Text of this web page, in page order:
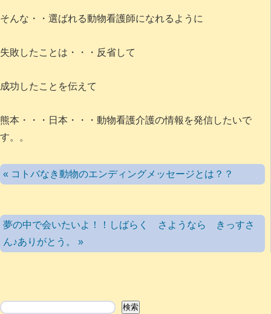
そんな・・選ばれる動物看護師になれるように
失敗したことは・・・反省して
成功したことを伝えて
熊本・・・日本・・・動物看護介護の情報を発信したいで
す。。
« コトバなき動物のエンディングメッセージとは？？
夢の中で会いたいよ！！しばらく さようなら きっすさ
ん♪ありがとう。 »
検索 検索